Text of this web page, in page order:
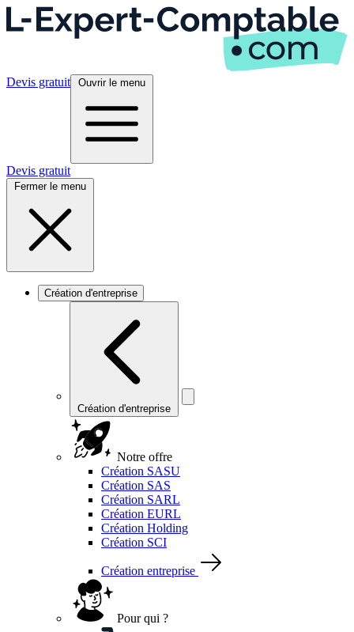
Devis gratuit Ouvrir le menu
Devis gratuit
Fermer le menu
Création d'entreprise
Création d'entreprise
Notre offre
Création SASU
Création SAS
Création SARL
Création EURL
Création Holding
Création SCI
Création entreprise
Pour qui ?